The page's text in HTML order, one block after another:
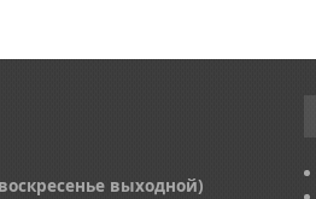
выходной)